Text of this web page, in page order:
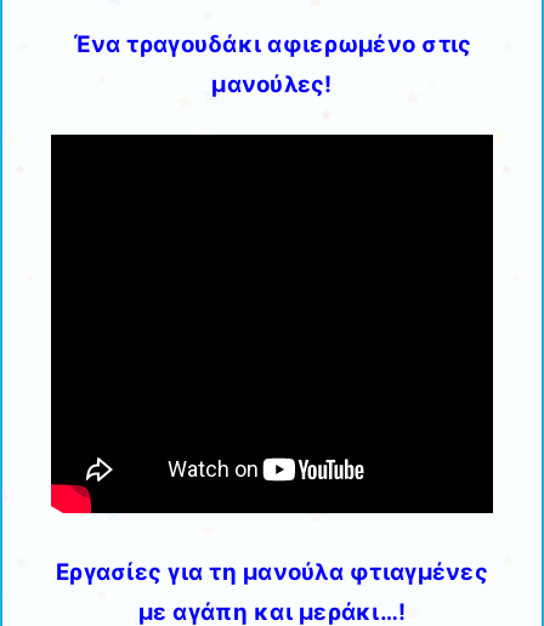
Ένα τραγουδάκι αφιερωμένο στις
μανούλες!
Εργασίες για τη μανούλα φτιαγμένες
με αγάπη και μεράκι…!